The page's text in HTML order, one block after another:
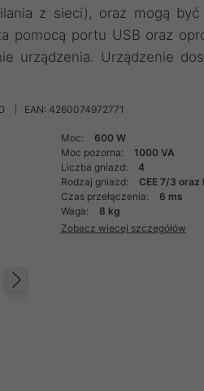
z sieci), oraz mogą być
pomocą portu USB oraz
urządzenia. Urządzenie
EAN: 4260074972771
Moc:
600 W
Moc pozorna:
1000 VA
Liczba gniazd:
4
Rodzaj gniazd:
CEE 7/3 oraz
Czas przełączenia:
6 ms
Waga:
8 kg
Zobacz więcej szczegółów